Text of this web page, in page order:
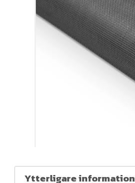
Ytterligare information